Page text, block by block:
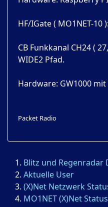
HF/IGate ( MO1NET-10 ):
CB Funkkanal CH24 (
WIDE2 Pfad.
Hardware: GW1000 mit
Packet Radio
Blitz und Regenradar
Aktuelle User
(X)Net Netzwerk
MO1NET (X)Net Status